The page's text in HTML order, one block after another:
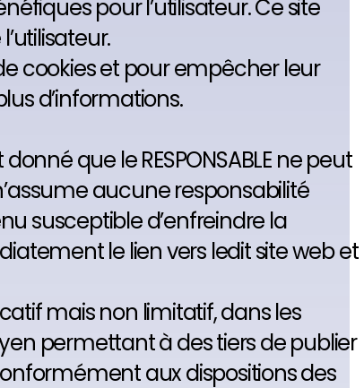
pour l’utilisateur. Ce site
cookies et pour empêcher leur
d’informations.
que le RESPONSABLE ne peut
aucune responsabilité
susceptible d’enfreindre la
le lien vers ledit site web et
mais non limitatif, dans les
permettant à des tiers de publier
aux dispositions des